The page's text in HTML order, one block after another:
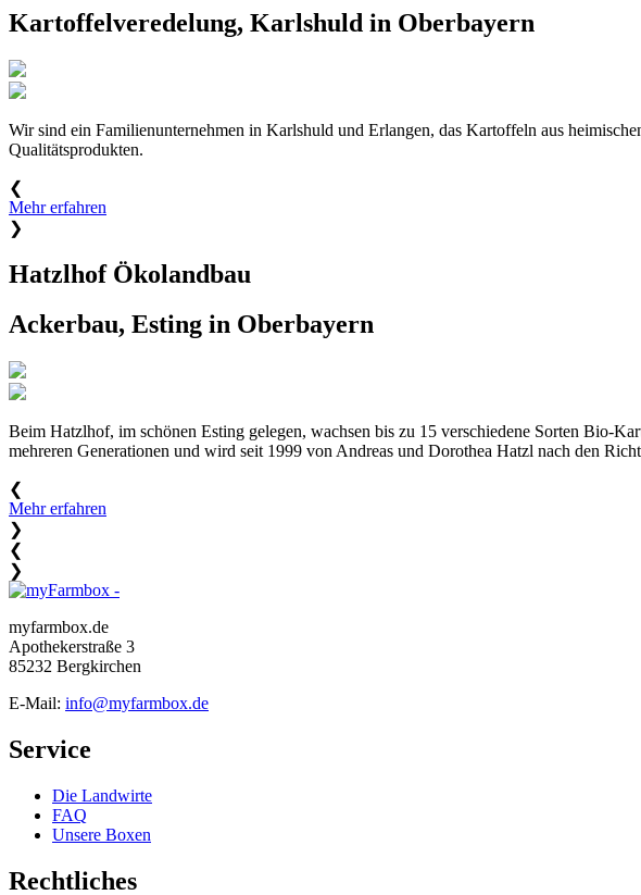
Kartoffelveredelung, Karlshuld in Oberbayern
Wir sind ein Familienunternehmen in Karlshuld und Erlangen, das Kartoffeln aus
Qualitätsprodukten.
❮
Mehr erfahren
❯
Hatzlhof Ökolandbau
Ackerbau, Esting in Oberbayern
Beim Hatzlhof, im schönen Esting gelegen, wachsen bis zu 15 verschiedene Sorten Bio-
mehreren Generationen und wird seit 1999 von Andreas und Dorothea Hatzl nach den
❮
Mehr erfahren
❯
❮
❯
myfarmbox.de
Apothekerstraße 3
85232 Bergkirchen
E-Mail: info@myfarmbox.de
Service
Die Landwirte
FAQ
Unsere Boxen
Rechtliches